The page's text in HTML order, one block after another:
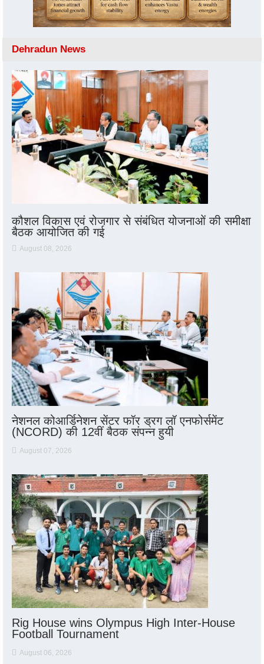
Dehradun News
कौशल विकास एवं रोजगार से संबंधित योजनाओं की समीक्षा
बैठक आयोजित की गई
August 08, 2026
नेशनल कोआर्डिनेशन सेंटर फॉर ड्रग लॉ एनफोर्समेंट
(NCORD) की 12वीं बैठक संपन्न हुयी
August 07, 2026
Rig House wins Olympus High Inter-House
Football Tournament
August 06, 2026